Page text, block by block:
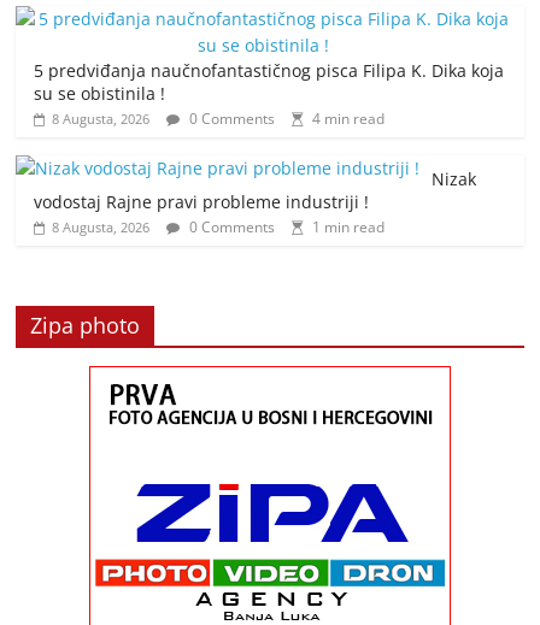
5 predviđanja naučnofantastičnog pisca Filipa K. Dika koja
su se obistinila !
8 Augusta, 2026 0 Comments 4 min read
Nizak
vodostaj Rajne pravi probleme industriji !
8 Augusta, 2026 0 Comments 1 min read
Zipa photo